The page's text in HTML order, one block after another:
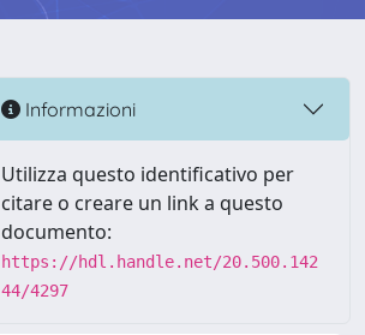
Informazioni
Utilizza questo identificativo per
citare o creare un link a questo
documento:
https://hdl.handle.net/20.500.142
44/4297